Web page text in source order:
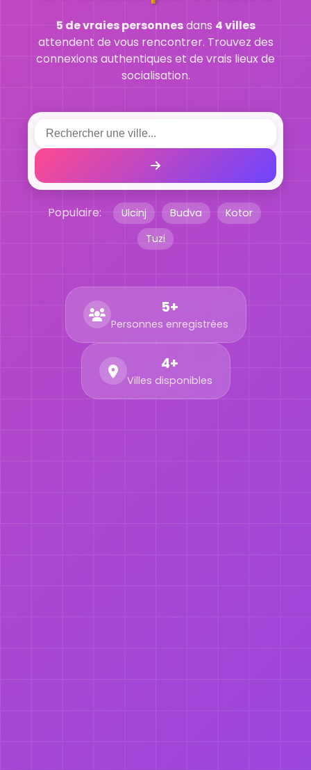
5 de vraies personnesdans 4 villes
attendent de vous rencontrer. Trouvez des
connexions authentiques et de vrais lieux de
socialisation.
Populaire: Ulcinj Budva
Kotor
Tuzi
5+
Personnes enregistrées
4+
Villes disponibles